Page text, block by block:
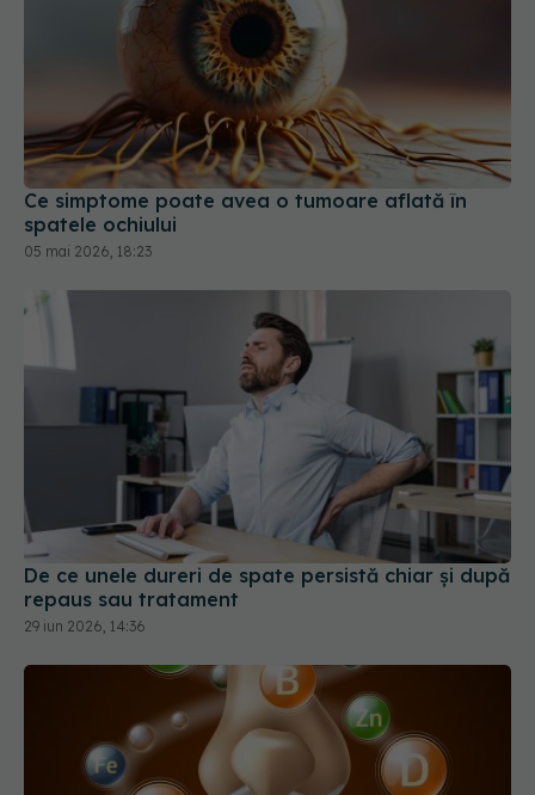
Ce simptome poate avea o tumoare aflată în
spatele ochiului
05 mai 2026, 18:23
De ce unele dureri de spate persistă chiar și după
repaus sau tratament
29 iun 2026, 14:36